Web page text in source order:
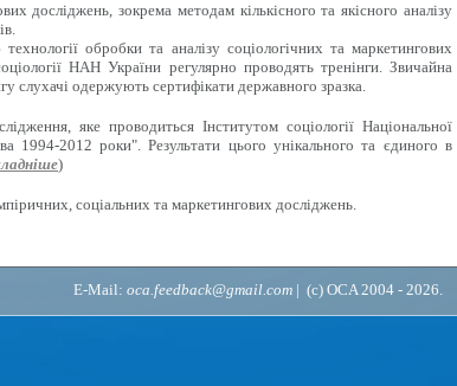
досліджень, зокрема методам кількісного та якісного аналізу
обробки та аналізу соціологічних та маркетингових
НАН України регулярно проводять тренінги. Звичайна
слухачі одержують сертифікати державного зразка.
яке проводиться Інститутом соціології Національної
1994-2012 роки". Результати цього унікального та єдиного в
)
соціальних та маркетингових досліджень.
E-Mail: oca.feedback@gmail.com | (c) OCA 2004 - 2026.